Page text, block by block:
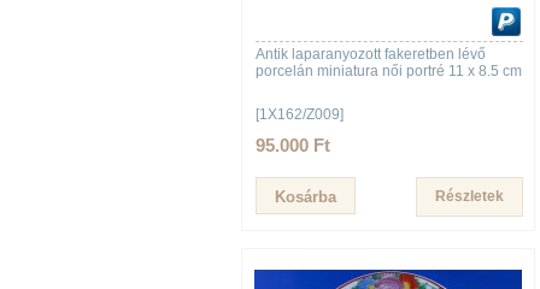
Antik laparanyozott fakeretben lévő
porcelán miniatura női portré 11 x 8.5 cm
[1X162/Z009]
95.000 Ft
Részletek